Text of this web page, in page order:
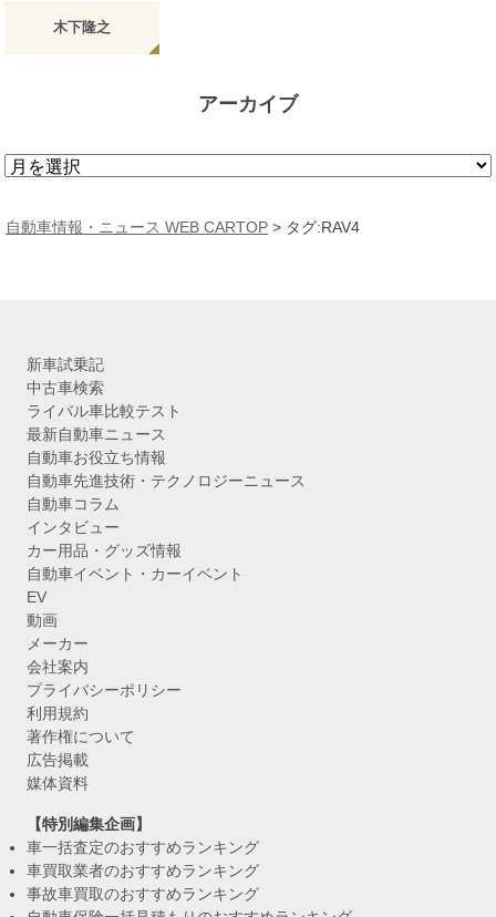
木下隆之
アーカイブ
ア
カ
自動車情報・ニュース WEB CARTOP > タグ:RAV4
新車試乗記
中古車検索
ライバル車比較テスト
最新自動車ニュース
自動車お役立ち情報
自動車先進技術・テクノロジーニュース
自動車コラム
インタビュー
カー用品・グッズ情報
自動車イベント・カーイベント
EV
動画
メーカー
会社案内
プライバシーポリシー
利用規約
著作権について
広告掲載
媒体資料
【特別編集企画】
車一括査定のおすすめランキング
車買取業者のおすすめランキング
事故車買取のおすすめランキング